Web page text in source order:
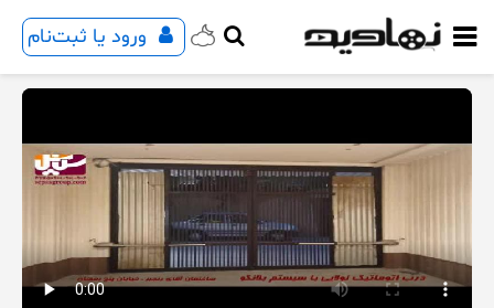
ورود یا ثبت‌نام